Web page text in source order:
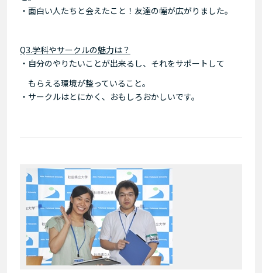
・面白い人たちと会えたこと！友達の幅が広がりました。
Q3.学科やサークルの魅力は？
・自分のやりたいことが出来るし、それをサポートして
もらえる環境が整っていること。
・サークルはとにかく、おもしろおかしいです。